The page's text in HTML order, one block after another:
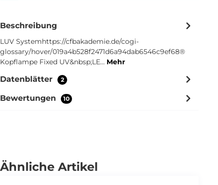
Beschreibung
LUV Systemhttps://cfbakademie.de/cogi-
glossary/hover/019a4b528f2471d6a94dab6546c9ef68®
Kopflampe Fixed UV&nbsp;LE… Mehr
Datenblätter 2
Bewertungen 10
Ähnliche Artikel